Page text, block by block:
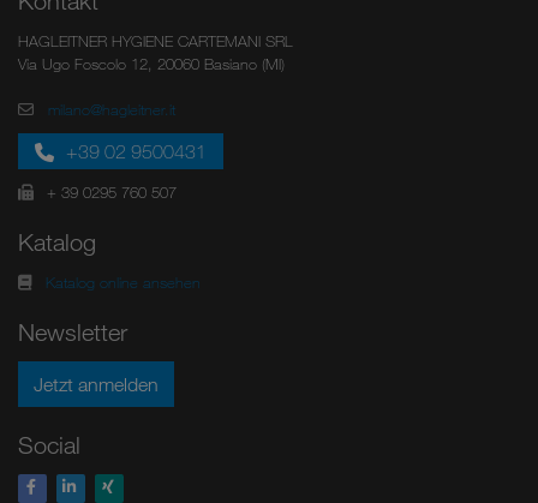
HAGLEITNER HYGIENE CARTEMANI SRL
Via Ugo Foscolo 12, 20060 Basiano (MI)
milano@hagleitner.it
+39 02 9500431
+ 39 0295 760 507
Katalog
Katalog online ansehen
Newsletter
Jetzt anmelden
Social